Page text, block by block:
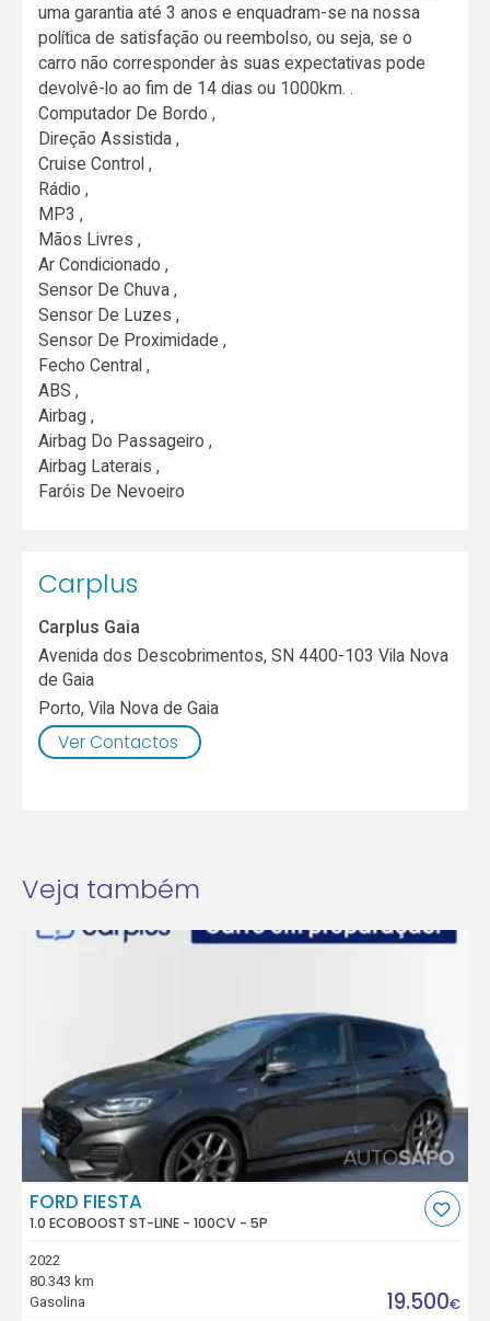
uma garantia até 3 anos e enquadram-se na nossa
política de satisfação ou reembolso, ou seja, se o
carro não corresponder às suas expectativas pode
devolvê-lo ao fim de 14 dias ou 1000km. .
Computador De Bordo ,
Direção Assistida ,
Cruise Control ,
Rádio ,
MP3 ,
Mãos Livres ,
Ar Condicionado ,
Sensor De Chuva ,
Sensor De Luzes ,
Sensor De Proximidade ,
Fecho Central ,
ABS ,
Airbag ,
Airbag Do Passageiro ,
Airbag Laterais ,
Faróis De Nevoeiro
Carplus
Carplus Gaia
Avenida dos Descobrimentos, SN 4400-103 Vila Nova
de Gaia
Porto,Vila Nova de Gaia
Ver Contactos
Veja também
FORD FIESTA
1.0 ECOBOOST ST-LINE - 100CV - 5P
2022
80.343 km
Gasolina
19.500€